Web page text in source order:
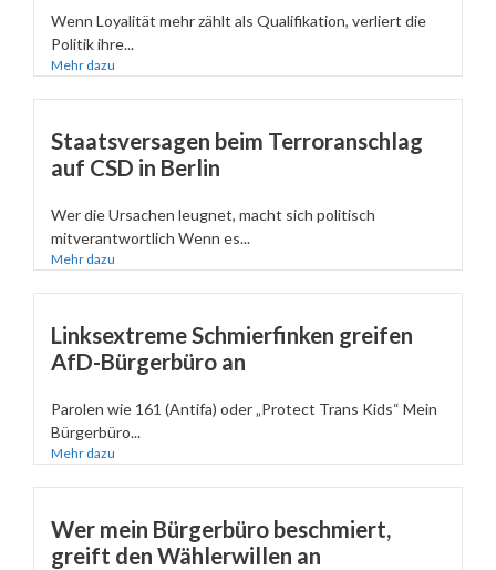
Wenn Loyalität mehr zählt als Qualifikation, verliert die
Politik ihre...
Mehr dazu
Staatsversagen beim Terroranschlag
auf CSD in Berlin
Wer die Ursachen leugnet, macht sich politisch
mitverantwortlich Wenn es...
Mehr dazu
Linksextreme Schmierfinken greifen
AfD-Bürgerbüro an
Parolen wie 161 (Antifa) oder „Protect Trans Kids“ Mein
Bürgerbüro...
Mehr dazu
Wer mein Bürgerbüro beschmiert,
greift den Wählerwillen an